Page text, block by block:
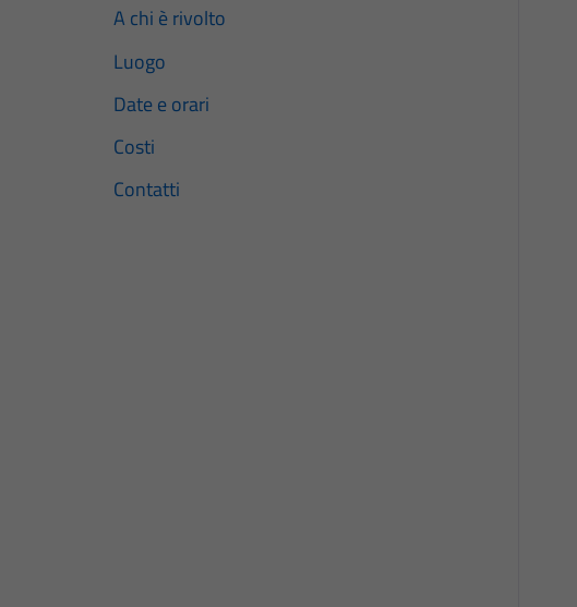
A chi è rivolto
Luogo
Date e orari
Costi
Contatti